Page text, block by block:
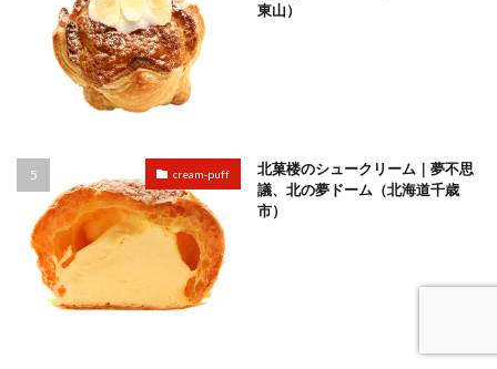
東山）
cream-puff
北菓楼のシュークリーム｜夢不思
議、北の夢ドーム（北海道千歳
市）